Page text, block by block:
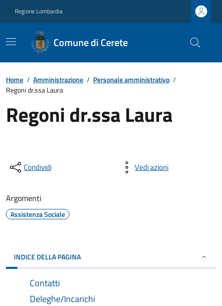
Regione Lombardia
Comune di Cerete
Home / Amministrazione / Personale amministrativo /
Regoni dr.ssa Laura
Regoni dr.ssa Laura
Condividi Vedi azioni
Argomenti
Assistenza Sociale
INDICE DELLA PAGINA
Contatti
Deleghe/Incarichi